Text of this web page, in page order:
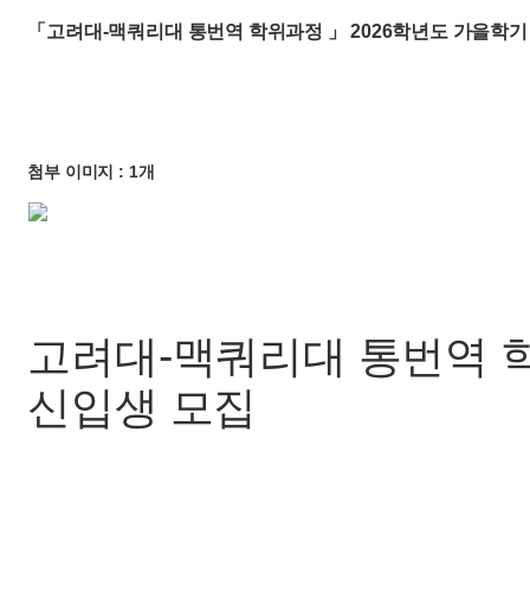
「고려대-맥쿼리대 통번역 학위과정 」 2026학년도 가을학
첨부 이미지 : 1개
고려대-맥쿼리대 통번역
신입생 모집